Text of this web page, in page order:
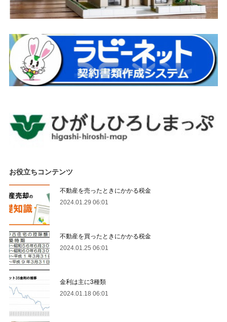
お役立ちコンテンツ
不動産を売ったときにかかる税金
2024.01.29 06:01
不動産を買ったときにかかる税金
2024.01.25 06:01
金利は主に3種類
2024.01.18 06:01